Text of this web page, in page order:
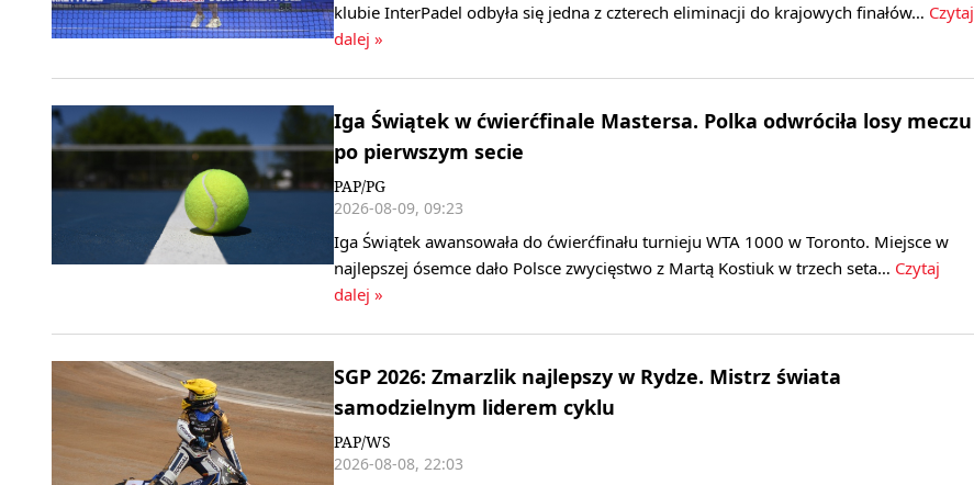
klubie InterPadel odbyła się jedna z czterech eliminacji do krajowych finałów… Czytaj
dalej »
Iga Świątek w ćwierćfinale Mastersa. Polka odwróciła losy meczu
po pierwszym secie
PAP/PG
2026-08-09, 09:23
Iga Świątek awansowała do ćwierćfinału turnieju WTA 1000 w Toronto. Miejsce w
najlepszej ósemce dało Polsce zwycięstwo z Martą Kostiuk w trzech seta… Czytaj
dalej »
SGP 2026: Zmarzlik najlepszy w Rydze. Mistrz świata
samodzielnym liderem cyklu
PAP/WS
2026-08-08, 22:03